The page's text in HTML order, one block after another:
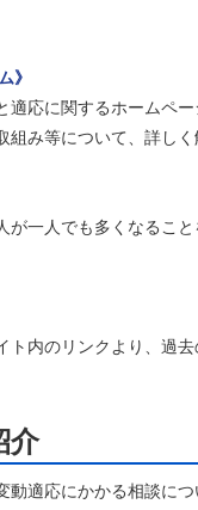
》
応に関するホームペー
み等について、詳しく
一人でも多くなること
内のリンクより、過
介
適応にかかる相談につ